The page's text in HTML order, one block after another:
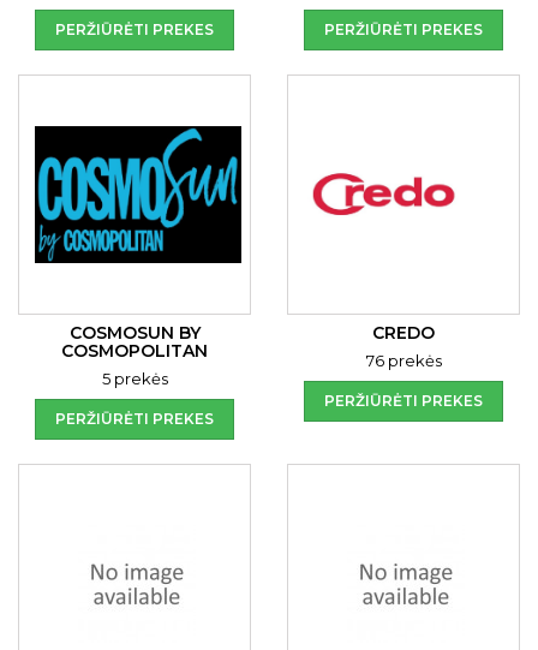
PERŽIŪRĖTI PREKES PERŽIŪRĖTI PREKES
COSMOSUN BY
COSMOPOLITAN
5 prekės
PERŽIŪRĖTI PREKES
CREDO
76 prekės
PERŽIŪRĖTI PREKES